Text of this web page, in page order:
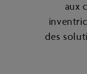
aux
des